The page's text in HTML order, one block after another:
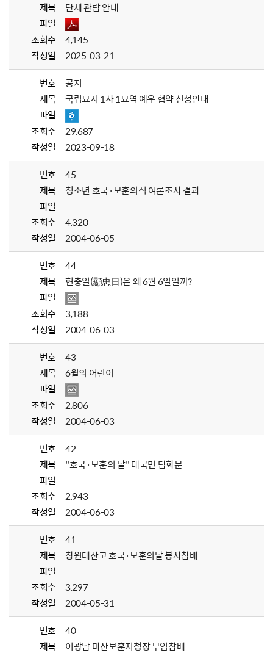
제목
단체 관람 안내
파일
조회수
4,145
작성일
2025-03-21
번호
공지
제목
국립묘지 1사 1묘역 예우 협약 신청안내
파일
조회수
29,687
작성일
2023-09-18
번호
45
제목
청소년 호국·보훈의식 여론조사 결과
파일
조회수
4,320
작성일
2004-06-05
번호
44
제목
현충일(顯忠日)은 왜 6월 6일일까?
파일
조회수
3,188
작성일
2004-06-03
번호
43
제목
6월의 어린이
파일
조회수
2,806
작성일
2004-06-03
번호
42
제목
"호국·보훈의 달" 대국민 담화문
파일
조회수
2,943
작성일
2004-06-03
번호
41
제목
창원대산고 호국·보훈의달 봉사참배
파일
조회수
3,297
작성일
2004-05-31
번호
40
제목
이광남 마산보훈지청장 부임참배